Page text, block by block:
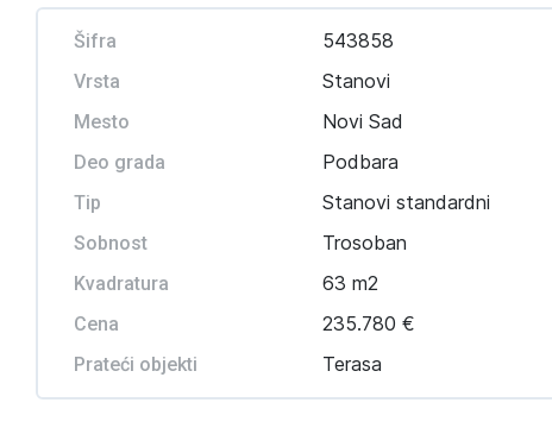
Šifra 543858
Vrsta Stanovi
Mesto Novi Sad
Deo grada Podbara
Tip Stanovi standardni
Sobnost Trosoban
Kvadratura 63 m2
Cena 235.780 €
Prateći objekti Terasa